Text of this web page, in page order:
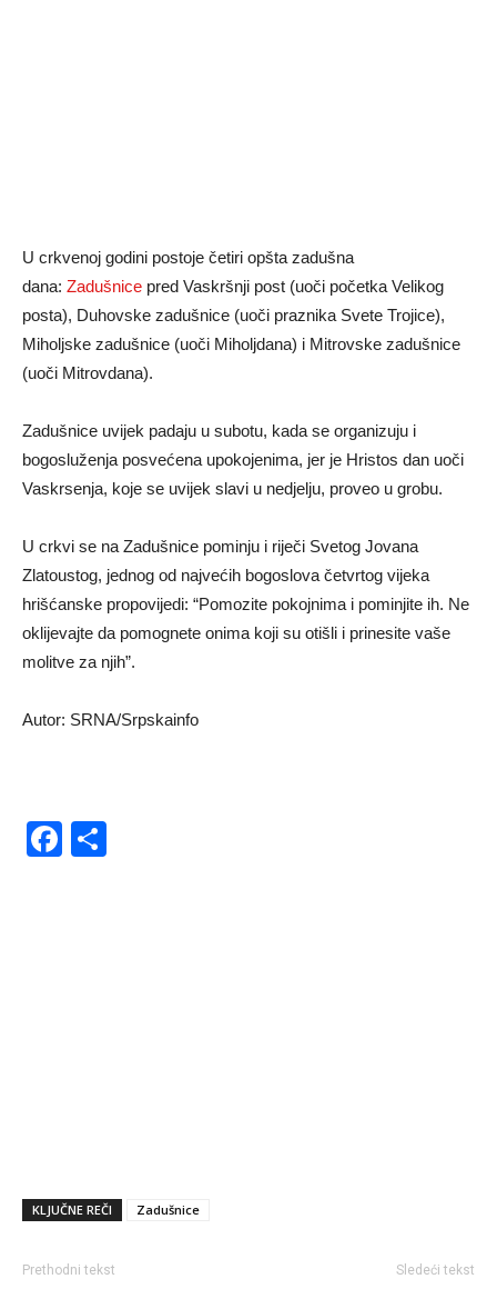
U crkvenoj godini postoje četiri opšta zadušna
dana: Zadušnice pred Vaskršnji post (uoči početka Velikog
posta), Duhovske zadušnice (uoči praznika Svete Trojice),
Miholjske zadušnice (uoči Miholjdana) i Mitrovske zadušnice
(uoči Mitrovdana).
Zadušnice uvijek padaju u subotu, kada se organizuju i
bogosluženja posvećena upokojenima, jer je Hristos dan uoči
Vaskrsenja, koje se uvijek slavi u nedjelju, proveo u grobu.
U crkvi se na Zadušnice pominju i riječi Svetog Jovana
Zlatoustog, jednog od najvećih bogoslova četvrtog vijeka
hrišćanske propovijedi: “Pomozite pokojnima i pominjite ih. Ne
oklijevajte da pomognete onima koji su otišli i prinesite vaše
molitve za njih”.
Autor: SRNA/Srpskainfo
Facebook
KLJUČNE REČI Zadušnice
Prethodni tekst Sledeći tekst